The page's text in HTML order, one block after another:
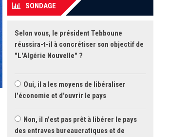
SONDAGE
Selon vous, le président Tebboune
réussira-t-il à concrétiser son objectif de
"L'Algérie Nouvelle" ?
Oui, il a les moyens de libéraliser
l'économie et d'ouvrir le pays
Non, il n'est pas prêt à libérer le pays
des entraves bureaucratiques et de